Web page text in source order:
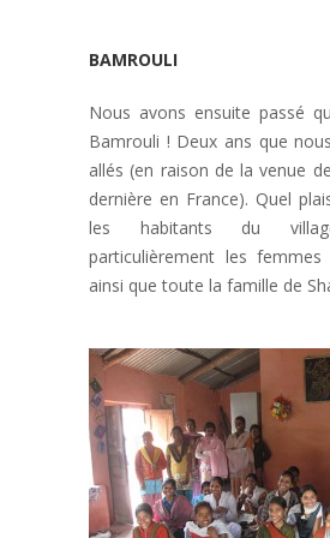
BAMROULI
Nous avons ensuite passé
Bamrouli ! Deux ans que
allés (en raison de la venue
dernière en France). Quel
les habitants du
particulièrement les
ainsi que toute la famille de